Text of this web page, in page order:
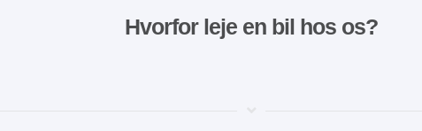
Hvorfor leje en bil hos os?